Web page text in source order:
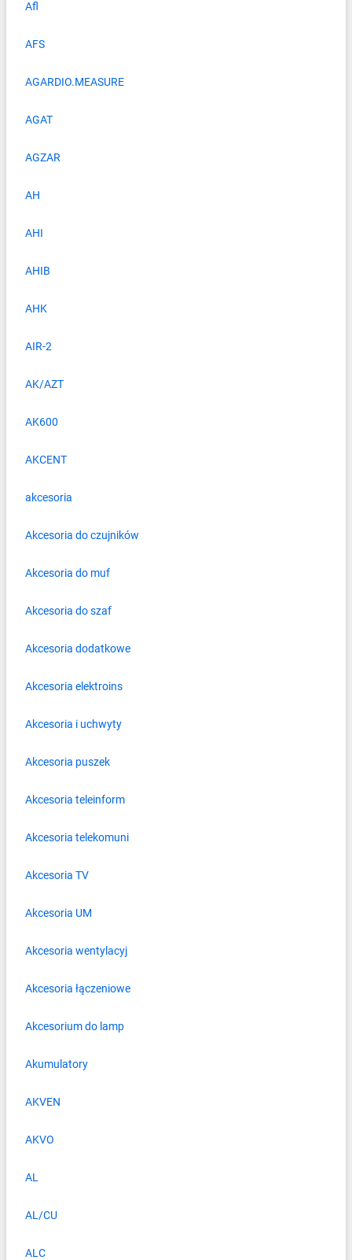
Afl
AFS
AGARDIO.MEASURE
AGAT
AGZAR
AH
AHI
AHIB
AHK
AIR-2
AK/AZT
AK600
AKCENT
akcesoria
Akcesoria do czujników
Akcesoria do muf
Akcesoria do szaf
Akcesoria dodatkowe
Akcesoria elektroins
Akcesoria i uchwyty
Akcesoria puszek
Akcesoria teleinform
Akcesoria telekomuni
Akcesoria TV
Akcesoria UM
Akcesoria wentylacyj
Akcesoria łączeniowe
Akcesorium do lamp
Akumulatory
AKVEN
AKVO
AL
AL/CU
ALC